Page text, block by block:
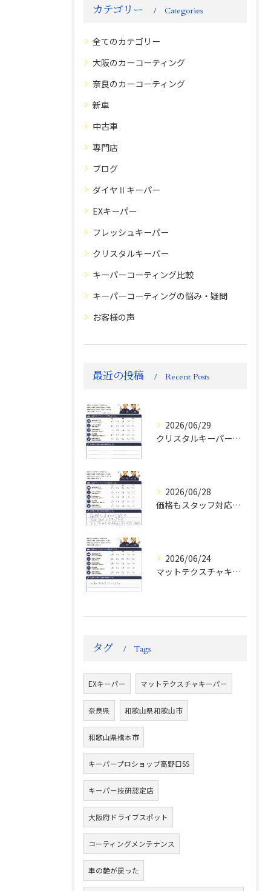
カテゴリー Categories
全てのカテゴリー
大阪のカーコーティング
奈良のカーコーティング
新車
中古車
専門店
ブログ
ダイヤⅡキーパー
EXキーパー
フレッシュキーパー
クリスタルキーパー
キーパーコーティング比較
キーパーコーティングの悩み・疑問
お客様の声
最近の投稿 Recent Posts
2026/06/29
クリスタルキーパー評判
2026/06/28
価格もスタッフ対応も大変満足！ランドクルーザーFJお客様の声
2026/06/24
マットテクスチャキーパー施工後のお客様の声
タグ Tags
EXキーパー マットテクスチャキーパー
奈良県 和歌山県和歌山市
和歌山県橋本市
キーパープロショップ高野口SS
キーパー技研認定店
大阪府ドライブスポット
コーティングメンテナンス
車の艶が戻った